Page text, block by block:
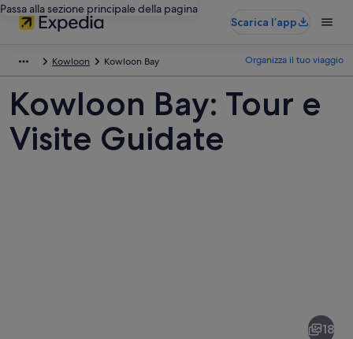
Passa alla sezione principale della pagina
Scarica l’app
Kowloon Kowloon Bay Organizza il tuo viaggio
Kowloon Bay: Tour e
Visite Guidate
18